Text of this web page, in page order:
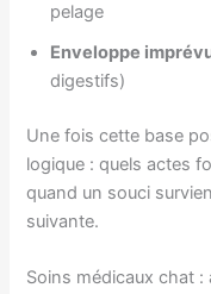
pelage
Enveloppe
digestifs)
Une fois cette base
logique : quels actes
quand un souci
suivante.
Soins médicaux chat